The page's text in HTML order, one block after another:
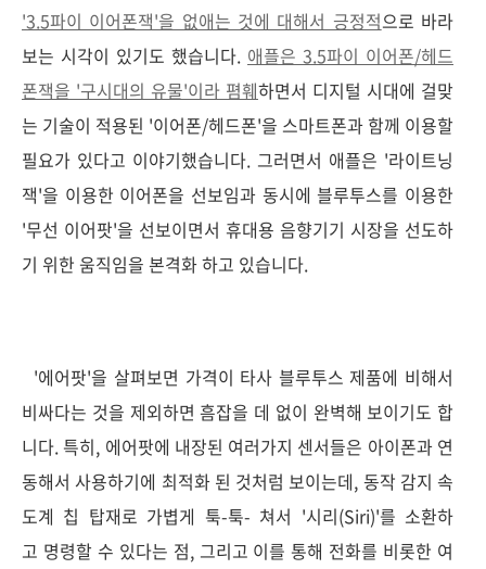
'3.5파이 이어폰잭'을 없애는 것에 대해서 긍정적으로 바라
보는 시각이 있기도 했습니다. 애플은 3.5파이 이어폰/헤드
폰잭을 '구시대의 유물'이라 폄훼하면서 디지털 시대에 걸맞
는 기술이 적용된 '이어폰/헤드폰'을 스마트폰과 함께 이용할
필요가 있다고 이야기했습니다. 그러면서 애플은 '라이트닝
잭'을 이용한 이어폰을 선보임과 동시에 블루투스를 이용한
'무선 이어팟'을 선보이면서 휴대용 음향기기 시장을 선도하
기 위한 움직임을 본격화 하고 있습니다.
'에어팟'을 살펴보면 가격이 타사 블루투스 제품에 비해서
비싸다는 것을 제외하면 흠잡을 데 없이 완벽해 보이기도 합
니다. 특히, 에어팟에 내장된 여러가지 센서들은 아이폰과 연
동해서 사용하기에 최적화 된 것처럼 보이는데, 동작 감지 속
도계 칩 탑재로 가볍게 툭-툭- 쳐서 '시리(Siri)'를 소환하
고 명령할 수 있다는 점, 그리고 이를 통해 전화를 비롯한 여